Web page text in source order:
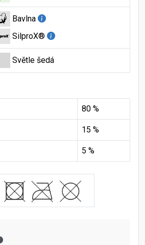
Bavlna
SilproX®
Světle šedá
80 %
15 %
5 %
Fuski BOMA s.r.o. - Kontaktní údaje